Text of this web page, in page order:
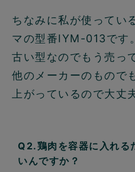
ちなみに私が使ってい
マの型番IYM-013です。
古い型なのでもう売っ
他のメーカーのもので
上がっているので大丈
Q2.鶏肉を容器に入れる
いんですか？